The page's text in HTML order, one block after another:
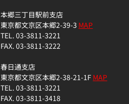
本郷三丁目駅前支店
東京都文京区本郷2-39-3 MAP
TEL. 03-3811-3221
FAX. 03-3811-3222
春日通支店
東京都文京区本郷2-38-21-1FMAP
TEL. 03-3811-3221
FAX. 03-3811-3418